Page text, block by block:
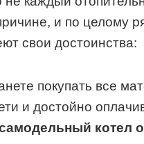
и по целому
свои достоинства:
покупать все
и достойно
котел